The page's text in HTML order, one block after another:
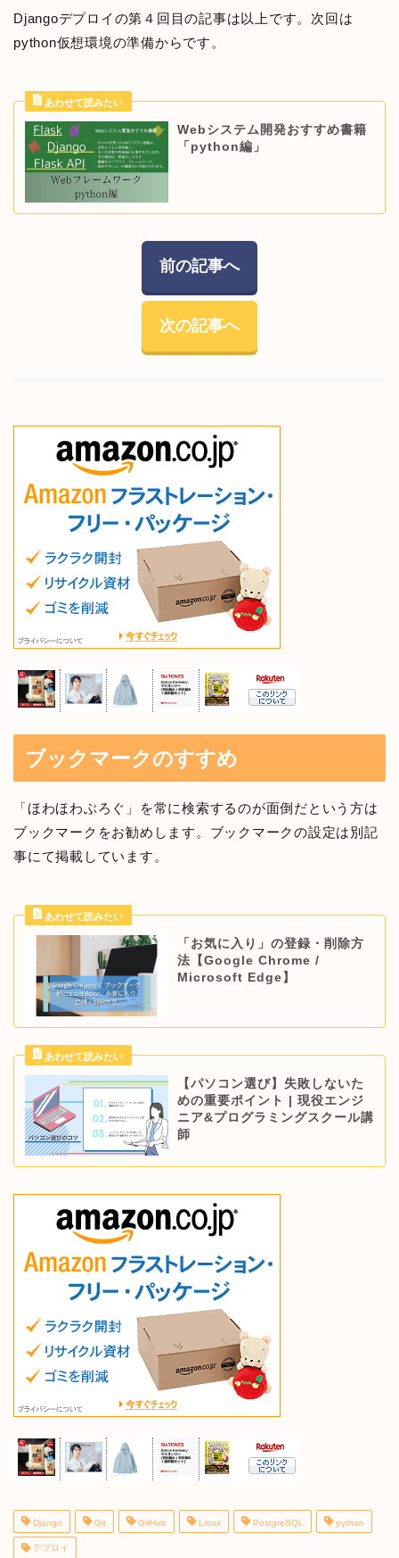
Djangoデプロイの第４回目の記事は以上です。次回は
python仮想環境の準備からです。
Webシステム開発おすすめ書籍
「python編」
前の記事へ
次の記事へ
ブックマークのすすめ
「ほわほわぶろぐ」を常に検索するのが面倒だという方は
ブックマークをお勧めします。ブックマークの設定は別記
事にて掲載しています。
「お気に入り」の登録・削除方
法【Google Chrome /
Microsoft Edge】
【パソコン選び】失敗しないた
めの重要ポイント | 現役エンジ
ニア&プログラミングスクール講
師
Django Git GitHub Linux PostgreSQL python
デプロイ